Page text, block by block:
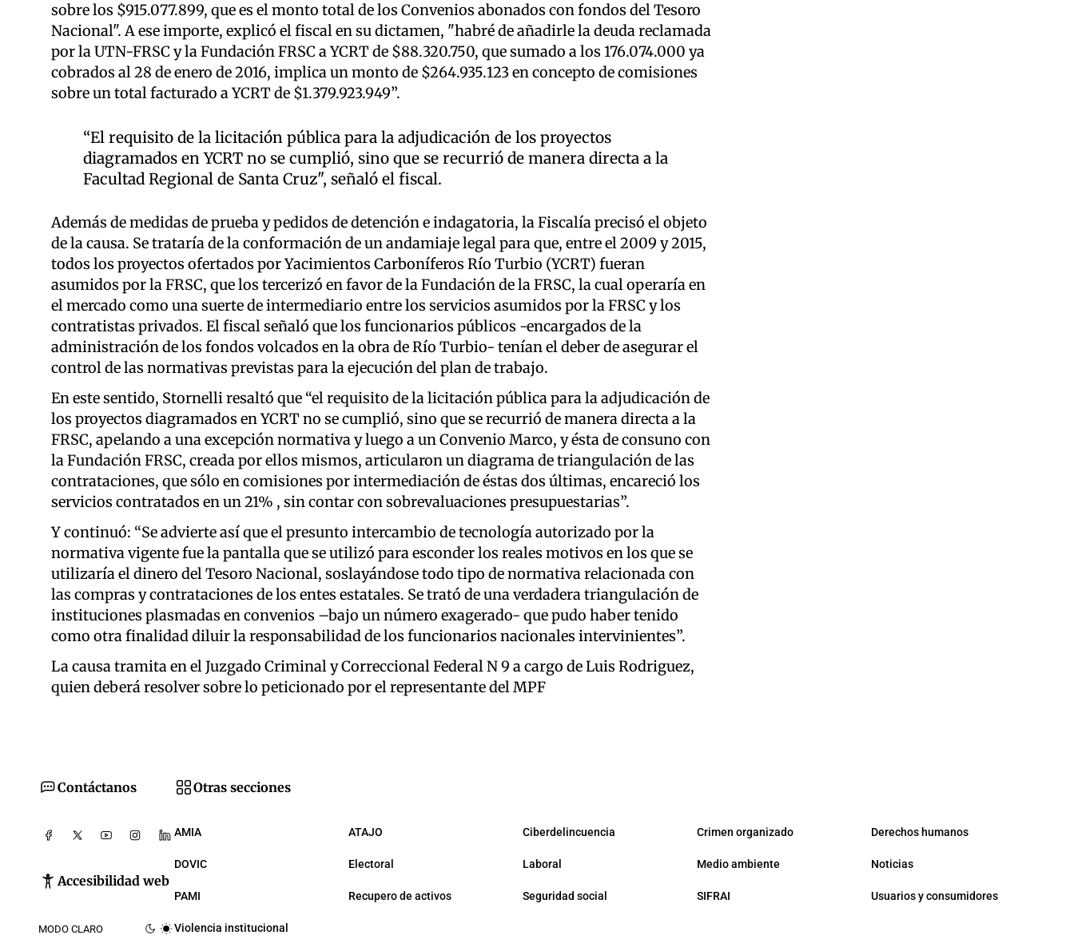
sobre los $915.077.899, que es el monto total de los Convenios abonados con fondos del Tesoro
Nacional". A ese importe, explicó el fiscal en su dictamen, "habré de añadirle la deuda reclamada
por la UTN-FRSC y la Fundación FRSC a YCRT de $88.320.750, que sumado a los 176.074.000 ya
cobrados al 28 de enero de 2016, implica un monto de $264.935.123 en concepto de comisiones
sobre un total facturado a YCRT de $1.379.923.949”.
“El requisito de la licitación pública para la adjudicación de los proyectos
diagramados en YCRT no se cumplió, sino que se recurrió de manera directa a la
Facultad Regional de Santa Cruz", señaló el fiscal.
Además de medidas de prueba y pedidos de detención e indagatoria, la Fiscalía precisó el objeto
de la causa. Se trataría de la conformación de un andamiaje legal para que, entre el 2009 y 2015,
todos los proyectos ofertados por Yacimientos Carboníferos Río Turbio (YCRT) fueran
asumidos por la FRSC, que los tercerizó en favor de la Fundación de la FRSC, la cual operaría en
el mercado como una suerte de intermediario entre los servicios asumidos por la FRSC y los
contratistas privados. El fiscal señaló que los funcionarios públicos -encargados de la
administración de los fondos volcados en la obra de Río Turbio- tenían el deber de asegurar el
control de las normativas previstas para la ejecución del plan de trabajo.
En este sentido, Stornelli resaltó que “el requisito de la licitación pública para la adjudicación de
los proyectos diagramados en YCRT no se cumplió, sino que se recurrió de manera directa a la
FRSC, apelando a una excepción normativa y luego a un Convenio Marco, y ésta de consuno con
la Fundación FRSC, creada por ellos mismos, articularon un diagrama de triangulación de las
contrataciones, que sólo en comisiones por intermediación de éstas dos últimas, encareció los
servicios contratados en un 21% , sin contar con sobrevaluaciones presupuestarias”.
Y continuó: “Se advierte así que el presunto intercambio de tecnología autorizado por la
normativa vigente fue la pantalla que se utilizó para esconder los reales motivos en los que se
utilizaría el dinero del Tesoro Nacional, soslayándose todo tipo de normativa relacionada con
las compras y contrataciones de los entes estatales. Se trató de una verdadera triangulación de
instituciones plasmadas en convenios –bajo un número exagerado- que pudo haber tenido
como otra finalidad diluir la responsabilidad de los funcionarios nacionales intervinientes”.
La causa tramita en el Juzgado Criminal y Correccional Federal N 9 a cargo de Luis Rodriguez,
quien deberá resolver sobre lo peticionado por el representante del MPF
Contáctanos
Accesibilidad web
MODO CLARO
Otras secciones
AMIA ATAJO Ciberdelincuencia Crimen organizado Derechos humanos
DOVIC Electoral Laboral Medio ambiente Noticias
PAMI Recupero de activos Seguridad social SIFRAI Usuarios y consumidores
Violencia institucional